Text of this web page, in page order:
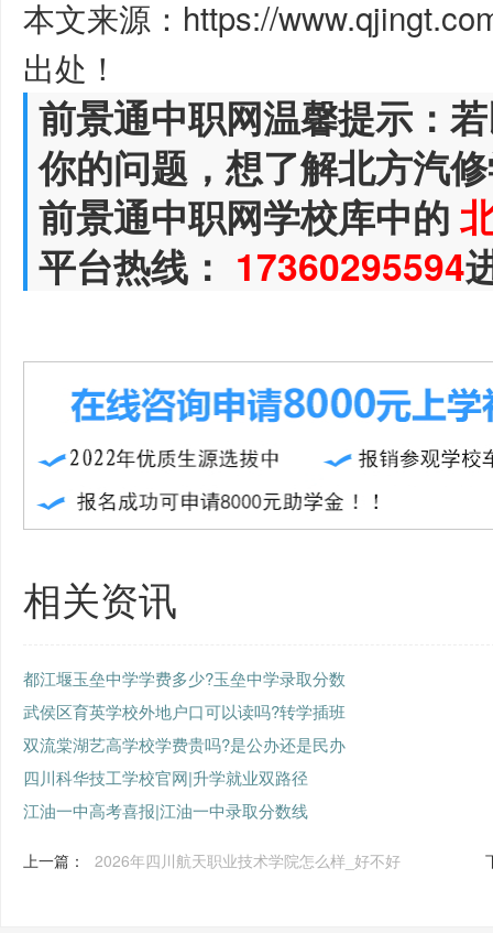
本文来源：https://
出处！
前景通中职网温馨提示：
你的问题，想了解北方汽
前景通中职网学校库中的
平台热线： 17360295594
相关资讯
都江堰玉垒中学学费多少?玉垒中学录取分数
武侯区育英学校外地户口可以读吗?转学插班
双流棠湖艺高学校学费贵吗?是公办还是民办
四川科华技工学校官网|升学就业双路径
江油一中高考喜报|江油一中录取分数线
上一篇： 2026年四川航天职业技术学院怎么样_好不好